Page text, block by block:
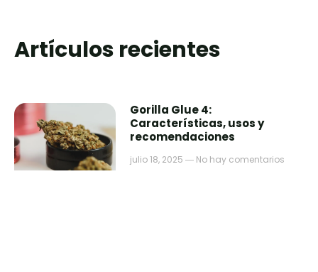
Artículos recientes
Gorilla Glue 4:
Características, usos y
recomendaciones
julio 18, 2025 No hay comentarios